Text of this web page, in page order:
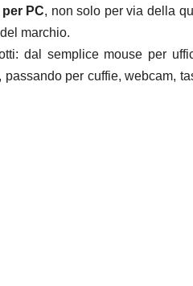
PC, non solo per via della
del marchio.
dal semplice mouse per
per cuffie, webcam,